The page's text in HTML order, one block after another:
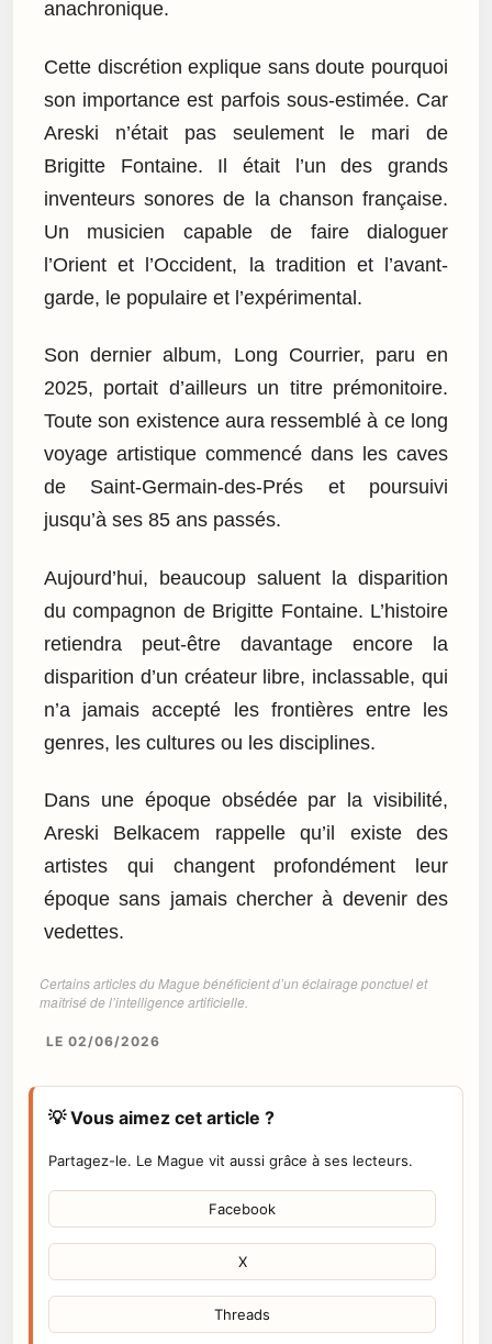
anachronique.
Cette discrétion explique sans doute pourquoi
son importance est parfois sous-estimée. Car
Areski n’était pas seulement le mari de
Brigitte Fontaine. Il était l’un des grands
inventeurs sonores de la chanson française.
Un musicien capable de faire dialoguer
l’Orient et l’Occident, la tradition et l’avant-
garde, le populaire et l’expérimental.
Son dernier album, Long Courrier, paru en
2025, portait d’ailleurs un titre prémonitoire.
Toute son existence aura ressemblé à ce long
voyage artistique commencé dans les caves
de Saint-Germain-des-Prés et poursuivi
jusqu’à ses 85 ans passés.
Aujourd’hui, beaucoup saluent la disparition
du compagnon de Brigitte Fontaine. L’histoire
retiendra peut-être davantage encore la
disparition d’un créateur libre, inclassable, qui
n’a jamais accepté les frontières entre les
genres, les cultures ou les disciplines.
Dans une époque obsédée par la visibilité,
Areski Belkacem rappelle qu’il existe des
artistes qui changent profondément leur
époque sans jamais chercher à devenir des
vedettes.
Certains articles du Mague bénéficient d’un éclairage ponctuel et
maîtrisé de l’intelligence artificielle.
LE 02/06/2026
💡 Vous aimez cet article ?
Partagez-le. Le Mague vit aussi grâce à ses lecteurs.
Facebook
X
Threads